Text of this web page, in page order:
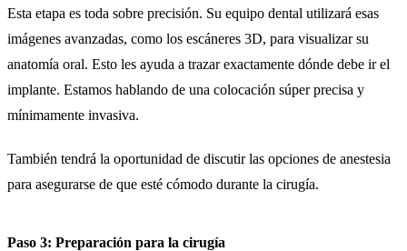
Esta etapa es toda sobre precisión. Su equipo dental utilizará esas
imágenes avanzadas, como los escáneres 3D, para visualizar su
anatomía oral. Esto les ayuda a trazar exactamente dónde debe ir el
implante. Estamos hablando de una colocación súper precisa y
mínimamente invasiva.
También tendrá la oportunidad de discutir las opciones de anestesia
para asegurarse de que esté cómodo durante la cirugía.
Paso 3: Preparación para la cirugía